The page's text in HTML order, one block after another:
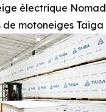
électrique Nomad
de motoneiges Taiga